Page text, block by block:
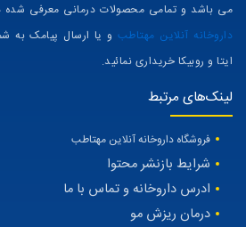
می باشد و تمامی محصولات درمانی معرفی شده
داروخانه آنلاین مهتاطب
ایتا و روبیکا خریداری نمائید.
لینک‌های مرتبط
فروشگاه داروخانه آنلاین مهتاطب
شرایط بازنشر محتوا
ادرس داروخانه و تماس با ما
درمان ریزش مو